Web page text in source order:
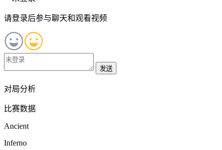
请登录后参与聊天和观看视频
发送
对局分析
比赛数据
Ancient
Inferno